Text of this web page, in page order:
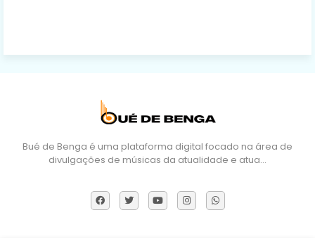
Bué de Benga é uma plataforma digital focado na área de
divulgações de músicas da atualidade e atua…